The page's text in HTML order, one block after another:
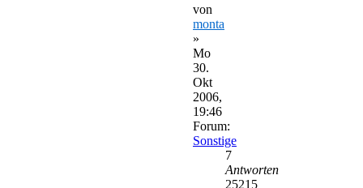
von
monta
»
Mo
30.
Okt
2006,
19:46
Forum:
Sonstige
7
Antworten
25215